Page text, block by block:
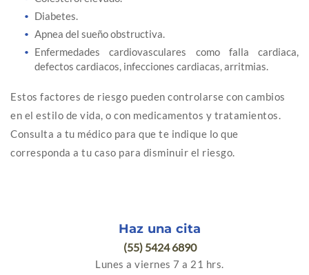
Diabetes.
Apnea del sueño obstructiva.
Enfermedades cardiovasculares como falla cardiaca,
defectos cardiacos, infecciones cardiacas, arritmias.
Estos factores de riesgo pueden controlarse con cambios
en el estilo de vida, o con medicamentos y tratamientos.
Consulta a tu médico para que te indique lo que
corresponda a tu caso para disminuir el riesgo.
Haz una cita
(55) 5424 6890
Lunes a viernes 7 a 21 hrs.